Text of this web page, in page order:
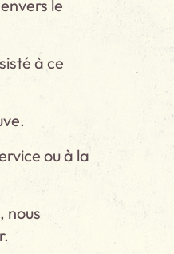
le
à ce
ou à la
nous